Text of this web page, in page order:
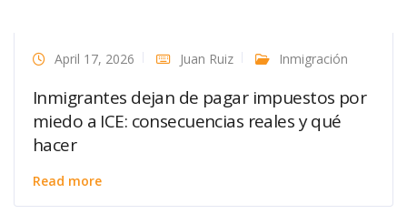
April 17, 2026 Juan Ruiz Inmigración
Inmigrantes dejan de pagar impuestos por
miedo a ICE: consecuencias reales y qué
hacer
Read more